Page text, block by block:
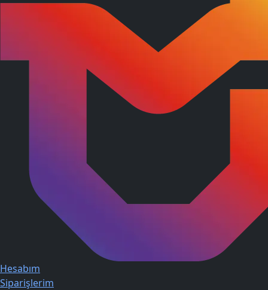
Hesabım
Siparişlerim